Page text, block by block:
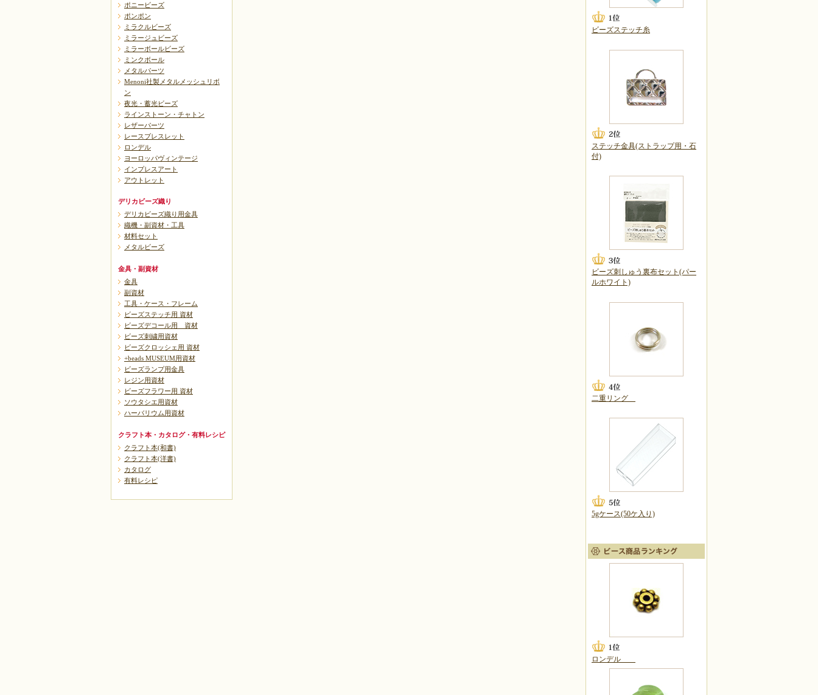
ポニービーズ
ポンポン
ミラクルビーズ
ミラージュビーズ
ミラーボールビーズ
ミンクボール
メタルパーツ
Menoni社製メタルメッシュリボ
ン
夜光・蓄光ビーズ
ラインストーン・チャトン
レザーパーツ
レースブレスレット
ロンデル
ヨーロッパヴィンテージ
インプレスアート
アウトレット
デリカビーズ織り
デリカビーズ織り用金具
織機・副資材・工具
材料セット
メタルビーズ
金具・副資材
金具
副資材
工具・ケース・フレーム
ビーズステッチ用 資材
ビーズデコール用 資材
ビーズ刺繍用資材
ビーズクロッシェ用 資材
+beads MUSEUM用資材
ビーズランプ用金具
レジン用資材
ビーズフラワー用 資材
ソウタシエ用資材
ハーバリウム用資材
クラフト本・カタログ・有料レシピ
クラフト本(和書)
クラフト本(洋書)
カタログ
有料レシピ
ビーズステッチ糸
ステッチ金具(ストラップ用・石
付)
ビーズ刺しゅう裏布セット(パー
ルホワイト)
二重リング
5gケース(50ケ入り)
ロンデル